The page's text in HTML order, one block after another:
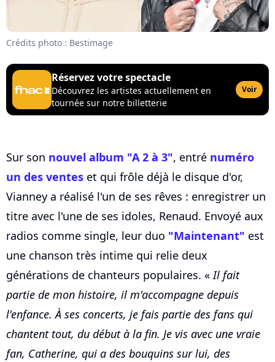
Crédits photo : Bestimage
Réservez votre spectacle
Découvrez les artistes actuellement en
tournée sur notre billetterie
Voir
Sur son nouvel album "A 2 à 3", entré numéro
un des ventes et qui frôle déjà le disque d'or,
Vianney a réalisé l'un de ses rêves : enregistrer un
titre avec l'une de ses idoles, Renaud. Envoyé aux
radios comme single, leur duo "Maintenant" est
une chanson très intime qui relie deux
générations de chanteurs populaires. «Il fait
partie de mon histoire, il m'accompagne depuis
l'enfance. À ses concerts, je fais partie des fans qui
chantent tout, du début à la fin. Je vis avec une vraie
fan, Catherine, qui a des bouquins sur lui, des